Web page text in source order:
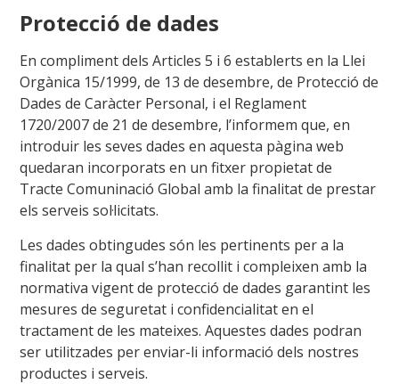
Protecció de dades
En compliment dels Articles 5 i 6 establerts en la Llei
Orgànica 15/1999, de 13 de desembre, de Protecció de
Dades de Caràcter Personal, i el Reglament
1720/2007 de 21 de desembre, l’informem que, en
introduir les seves dades en aquesta pàgina web
quedaran incorporats en un fitxer propietat de
Tracte Comuninació Global amb la finalitat de prestar
els serveis sol·licitats.
Les dades obtingudes són les pertinents per a la
finalitat per la qual s’han recollit i compleixen amb la
normativa vigent de protecció de dades garantint les
mesures de seguretat i confidencialitat en el
tractament de les mateixes. Aquestes dades podran
ser utilitzades per enviar-li informació dels nostres
productes i serveis.